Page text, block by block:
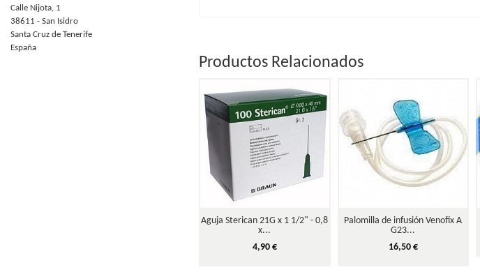
Calle Nijota, 1
38611 - San Isidro
Santa Cruz de Tenerife
España
Productos Relacionados
Aguja Sterican 21G x 1 1/2" - 0,8
x...
4,90 €
Palomilla de infusión Venofix A
G23...
16,50 €